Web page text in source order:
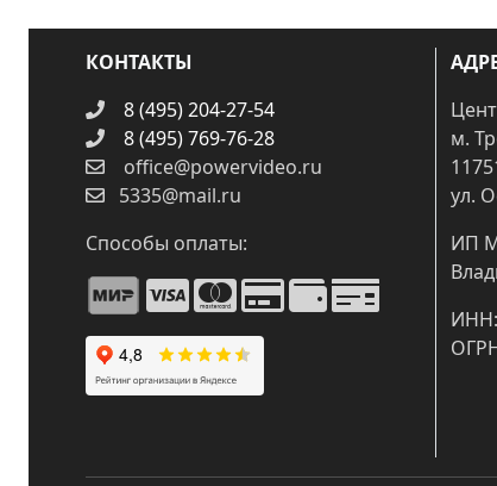
КОНТАКТЫ
8 (495) 204-27-54
8 (495) 769-76-28
office@powervideo.ru
5335@mail.ru
Способы оплаты:
м.
ул.
ИП
ИНН: